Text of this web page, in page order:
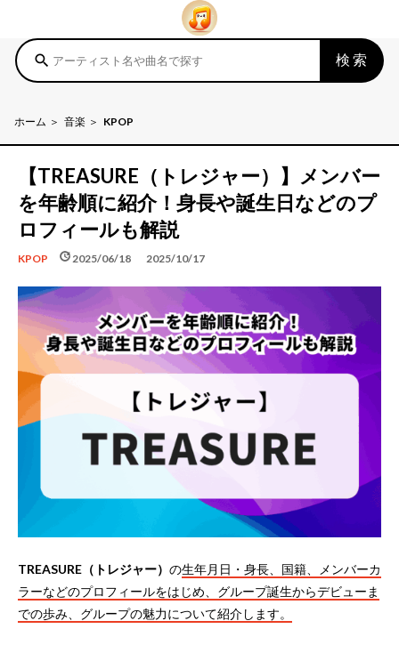
search 検索
ホーム 音楽 KPOP
【TREASURE（トレジャー）】メンバー
を年齢順に紹介！身長や誕生日などのプ
ロフィールも解説
KPOP schedule 2025/06/18
update 2025/10/17
TREASURE（トレジャー） の生年月日・身長、国籍、メンバーカ
ラーなどのプロフィールをはじめ、グループ誕生からデビューま
での歩み、グループの魅力について紹介します。